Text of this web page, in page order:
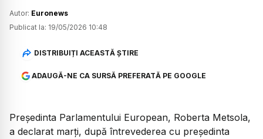
Autor: Euronews
Publicat la: 19/05/2026 10:48
DISTRIBUIȚI ACEASTĂ ȘTIRE
ADAUGĂ-NE CA SURSĂ PREFERATĂ PE GOOGLE
Președinta Parlamentului European, Roberta Metsola,
a declarat marți, după întrevederea cu președinta